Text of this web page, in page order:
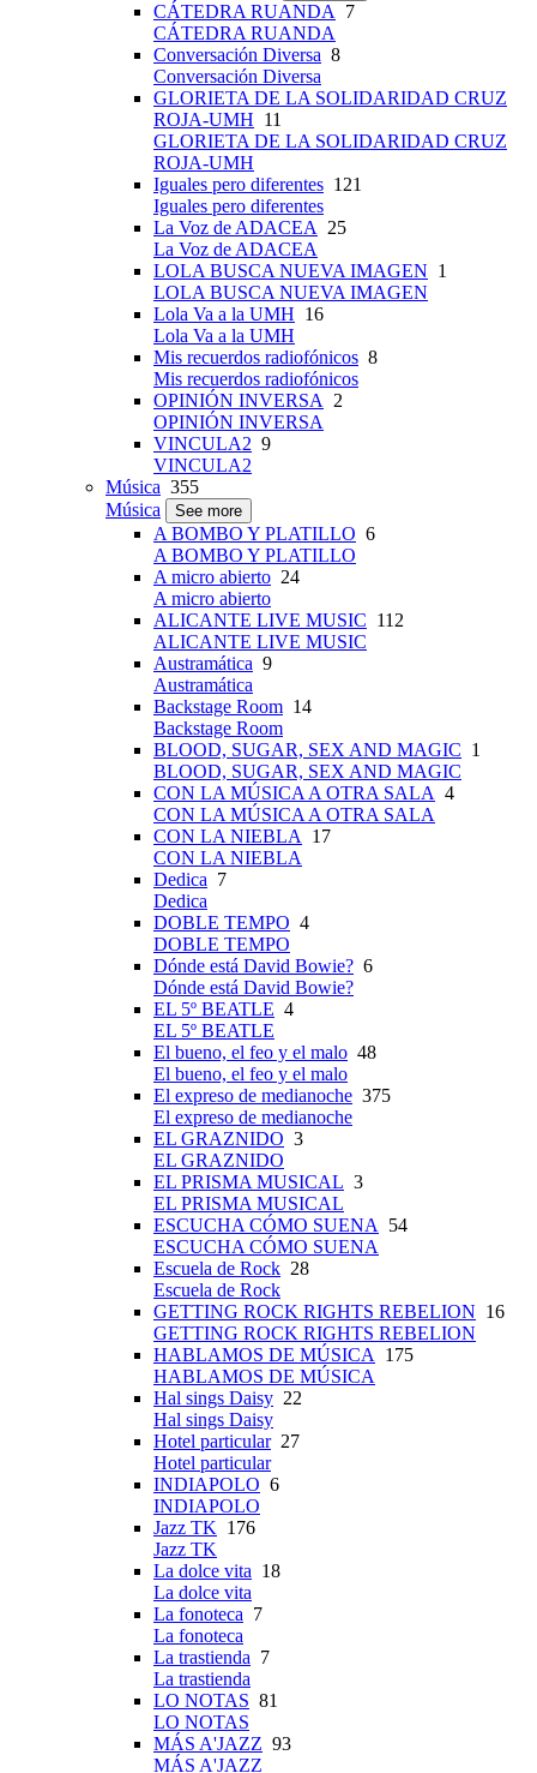
CÁTEDRA RUANDA
7
CÁTEDRA RUANDA
Conversación Diversa 8
Conversación Diversa
GLORIETA DE LA SOLIDARIDAD CRUZ
ROJA-UMH 11
GLORIETA DE LA SOLIDARIDAD CRUZ
ROJA-UMH
Iguales pero diferentes 121
Iguales pero diferentes
La Voz de ADACEA
25
La Voz de ADACEA
LOLA BUSCA NUEVA IMAGEN 1
LOLA BUSCA NUEVA IMAGEN
Lola Va a la UMH 16
Lola Va a la UMH
Mis recuerdos radiofónicos 8
Mis recuerdos radiofónicos
OPINIÓN INVERSA
2
OPINIÓN INVERSA
VINCULA2 9
VINCULA2
Música 355
Música
See more
A BOMBO Y PLATILLO 6
A BOMBO Y PLATILLO
A micro abierto 24
A micro abierto
ALICANTE LIVE MUSIC 112
ALICANTE LIVE MUSIC
Austramática 9
Austramática
Backstage Room 14
Backstage Room
BLOOD, SUGAR, SEX AND MAGIC 1
BLOOD, SUGAR, SEX AND MAGIC
CON LA MÚSICA A OTRA SALA 4
CON LA MÚSICA A OTRA SALA
CON LA NIEBLA
17
CON LA NIEBLA
Dedica 7
Dedica
DOBLE TEMPO 4
DOBLE TEMPO
Dónde está David Bowie? 6
Dónde está David Bowie?
EL 5º BEATLE 4
EL 5º BEATLE
El bueno, el feo y el malo 48
El bueno, el feo y el malo
El expreso de medianoche 375
El expreso de medianoche
EL GRAZNIDO 3
EL GRAZNIDO
EL PRISMA MUSICAL 3
EL PRISMA MUSICAL
ESCUCHA CÓMO SUENA
54
ESCUCHA CÓMO SUENA
Escuela de Rock 28
Escuela de Rock
GETTING ROCK RIGHTS REBELION 16
GETTING ROCK RIGHTS REBELION
HABLAMOS DE MÚSICA
175
HABLAMOS DE MÚSICA
Hal sings Daisy 22
Hal sings Daisy
Hotel particular27
Hotel particular
INDIAPOLO 6
INDIAPOLO
Jazz TK 176
Jazz TK
La dolce vita 18
La dolce vita
La fonoteca 7
La fonoteca
La trastienda 7
La trastienda
LO NOTAS 81
LO NOTAS
MÁS A'JAZZ 93
MÁS A'JAZZ